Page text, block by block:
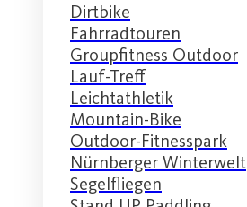
Dirtbike
Fahrradtouren
Groupfitness Outdoor
Lauf-Treff
Leichtathletik
Mountain-Bike
Outdoor-Fitnesspark
Nürnberger Winterwelt
Segelfliegen